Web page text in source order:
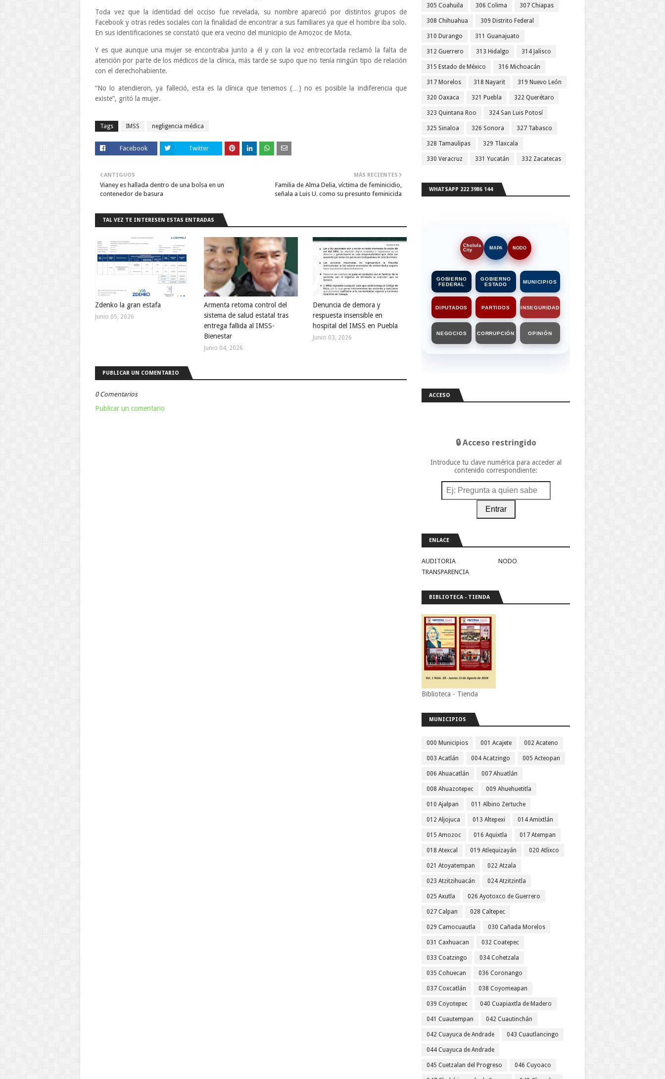
Toda vez que la identidad del occiso fue revelada, su nombre apareció por distintos grupos de
Facebook y otras redes sociales con la finalidad de encontrar a sus familiares ya que el hombre iba solo.
En sus identificaciones se constató que era vecino del municipio de Amozoc de Mota.
Y es que aunque una mujer se encontraba junto a él y con la voz entrecortada reclamó la falta de
atención por parte de los médicos de la clínica, más tarde se supo que no tenía ningún tipo de relación
con el derechohabiente.
“No lo atendieron, ya falleció, esta es la clínica que tenemos (…) no es posible la indiferencia que
existe”, gritó la mujer.
Tags IMSS negligencia médica
Facebook Twitter
MÁS RECIENTES
Familia de Alma Delia, víctima de feminicidio,
señala a Luis U. como su presunto feminicida
ANTIGUOS
Vianey es hallada dentro de una bolsa en un
contenedor de basura
TAL VEZ TE INTERESEN ESTAS ENTRADAS
Zdenko la gran estafa
Junio 05, 2026
Armenta retoma control del
sistema de salud estatal tras
entrega fallida al IMSS-
Bienestar
Junio 04, 2026
Denuncia de demora y
respuesta insensible en
hospital del IMSS en Puebla
Junio 03, 2026
PUBLICAR UN COMENTARIO
0 Comentarios
Publicar un comentario
305 Coahuila 306 Colima 307 Chiapas
308 Chihuahua 309 Distrito Federal
310 Durango 311 Guanajuato
312 Guerrero 313 Hidalgo 314 Jalisco
315 Estado de México 316 Michoacán
317 Morelos 318 Nayarit 319 Nuevo León
320 Oaxaca 321 Puebla 322 Querétaro
323 Quintana Roo 324 San Luis Potosí
325 Sinaloa 326 Sonora 327 Tabasco
328 Tamaulipas 329 Tlaxcala
330 Veracruz 331 Yucatán 332 Zacatecas
WHATSAPP 222 3986 144
Cholula
City
MAPA NODO
GOBIERNO
FEDERAL
GOBIERNO
ESTADO
MUNICIPIOS
DIPUTADOS PARTIDOS INSEGURIDAD
NEGOCIOS CORRUPCIÓN OPINIÓN
ACCESO
🔒 Acceso restringido
Introduce tu clave numérica para acceder al
contenido correspondiente:
Entrar
ENLACE
AUDITORIA
NODO
TRANSPARENCIA
BIBLIOTECA - TIENDA
Biblioteca - Tienda
MUNICIPIOS
000 Municipios 001 Acajete 002 Acateno
003 Acatlán 004 Acatzingo 005 Acteopan
006 Ahuacatlán 007 Ahuatlán
008 Ahuazotepec 009 Ahuehuetitla
010 Ajalpan 011 Albino Zertuche
012 Aljojuca 013 Altepexi 014 Amixtlán
015 Amozoc 016 Aquixtla 017 Atempan
018 Atexcal 019 Atlequizayán 020 Atlixco
021 Atoyatempan 022 Atzala
023 Atzitzihuacán 024 Atzitzintla
025 Axutla 026 Ayotoxco de Guerrero
027 Calpan 028 Caltepec
029 Camocuautla 030 Cañada Morelos
031 Caxhuacan 032 Coatepec
033 Coatzingo 034 Cohetzala
035 Cohuecan 036 Coronango
037 Coxcatlán 038 Coyomeapan
039 Coyotepec 040 Cuapiaxtla de Madero
041 Cuautempan 042 Cuautinchán
042 Cuayuca de Andrade 043 Cuautlancingo
044 Cuayuca de Andrade
045 Cuetzalan del Progreso 046 Cuyoaco